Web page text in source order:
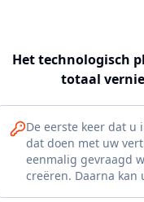
Het technologisch
totaal
De eerste keer dat u
dat doen met uw
eenmalig gevraagd
creëren. Daarna